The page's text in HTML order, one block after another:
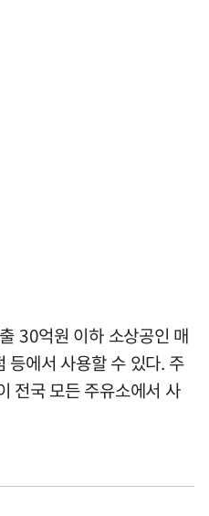
30억원 이하 소상공인 매
등에서 사용할 수 있다. 주
전국 모든 주유소에서 사